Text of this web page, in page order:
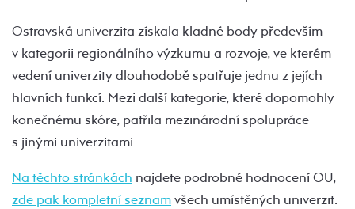
Ostravská univerzita získala kladné body především
v kategorii regionálního výzkumu a rozvoje, ve kterém
vedení univerzity dlouhodobě spatřuje jednu z jejích
hlavních funkcí. Mezi další kategorie, které dopomohly
konečnému skóre, patřila mezinárodní spolupráce
s jinými univerzitami.
Na těchto stránkách najdete podrobné hodnocení OU,
zde pak kompletní seznamvšech umístěných univerzit.